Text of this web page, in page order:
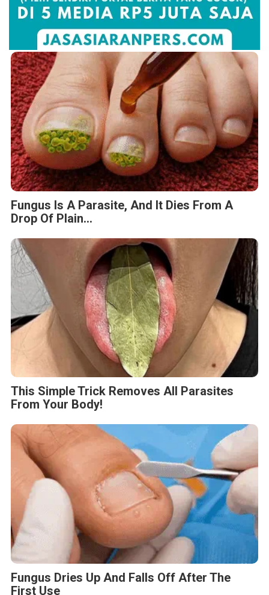
Fungus Is A Parasite, And It Dies From A
Drop Of Plain...
This Simple Trick Removes All Parasites
From Your Body!
Fungus Dries Up And Falls Off After The
First Use